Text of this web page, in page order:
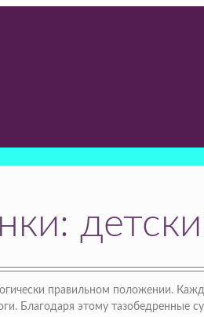
правильном положении.
Благодаря этому